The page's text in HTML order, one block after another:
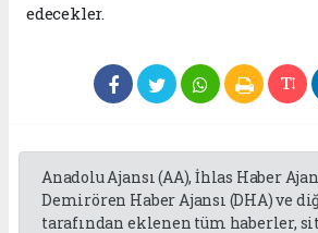
edecekler.
Anadolu Ajansı (AA), İhlas Haber
Demirören Haber Ajansı (DHA) ve
tarafından eklenen tüm haberler,